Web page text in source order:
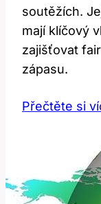
soutěžích.
mají klíčový
zajišťovat
zápasu.
Přečtěte si